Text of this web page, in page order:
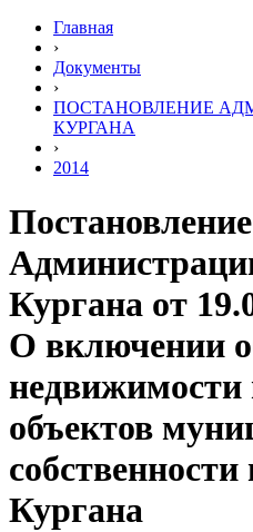
Главная
›
Документы
›
ПОСТАНОВЛЕНИЕ
КУРГАНА
›
2014
Постановление
Кургана от
О включении
недвижимости
объектов
собственности
Кургана